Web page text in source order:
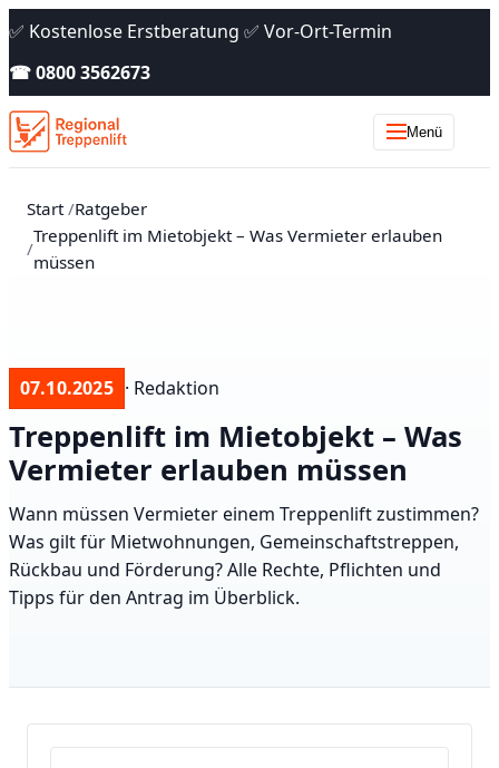
✅ Kostenlose Erstberatung ✅ Vor-Ort-Termin
☎ 0800 3562673
Menü
Start Ratgeber
Treppenlift im Mietobjekt – Was Vermieter erlauben
müssen
07.10.2025 · Redaktion
Treppenlift im Mietobjekt – Was
Vermieter erlauben müssen
Wann müssen Vermieter einem Treppenlift zustimmen?
Was gilt für Mietwohnungen, Gemeinschaftstreppen,
Rückbau und Förderung? Alle Rechte, Pflichten und
Tipps für den Antrag im Überblick.